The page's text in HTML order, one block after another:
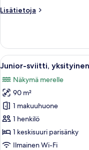
Terrace)
Lisätietoja
Lisätietoja
yksityinen
uima-
allas
Terrace)
Avaa
kaikki
huonetyypin
Junior-
sviitti,
yksityinen
uima-
allas
7
Junior-sviitti,
Näkymä merelle
90 m²
1 makuuhuone
1 henkilö
1 keskisuuri parisänky
Ilmainen Wi-Fi